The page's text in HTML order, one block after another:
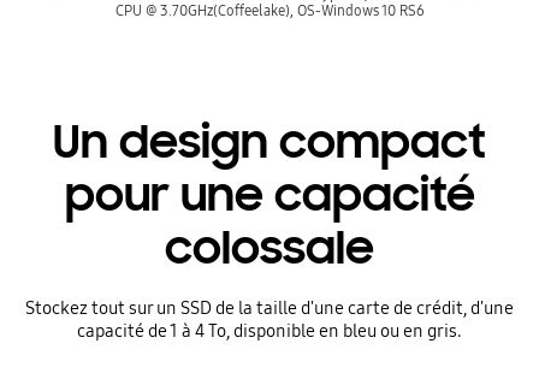
CPU @ 3.70GHz(Coffeelake), OS-Windows 10 RS6
Un design compact
pour une capacité
colossale
Stockez tout sur un SSD de la taille d'une carte de crédit, d'une
capacité de 1 à 4 To, disponible en bleu ou en gris.